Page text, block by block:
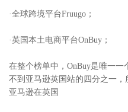
·全球跨境平台Fruugo；
·英国本土电商平台OnBuy；
在整个榜单中，OnBuy是唯一
不到亚马逊英国站的四分之一，
亚马逊在英国